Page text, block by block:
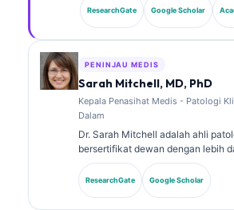
kedokteran laboratorium dan
berbantuan AI. Sebagai Chief
perusahaan. Dr. Klein telah
karya tentang interpretasi
ResearchGate Google Scholar
PENINJAU MEDIS
Sarah Mitchell, MD, PhD
Kepala Penasihat Medis - Patologi
Dalam
Dr. Sarah Mitchell adalah ahli
bersertifikat dewan dengan lebih
pengalaman dalam bidang
dan analisis diagnostik. Ia memiliki
dalam kimia klinis dan telah
ResearchGate Google Scholar